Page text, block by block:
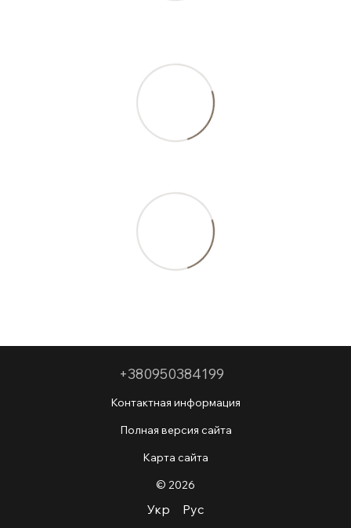
+380950384199
Контактная информация
Полная версия сайта
Карта сайта
© 2026
Укр Рус